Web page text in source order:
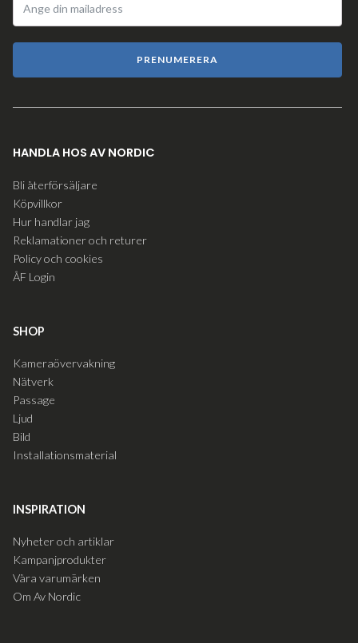
PRENUMERERA
HANDLA HOS AV NORDIC
Bli återförsäljare
Köpvillkor
Hur handlar jag
Reklamationer och returer
Policy och cookies
ÅF Login
SHOP
Kameraövervakning
Nätverk
Passage
Ljud
Bild
Installationsmaterial
INSPIRATION
Nyheter och artiklar
Kampanjprodukter
Våra varumärken
Om Av Nordic